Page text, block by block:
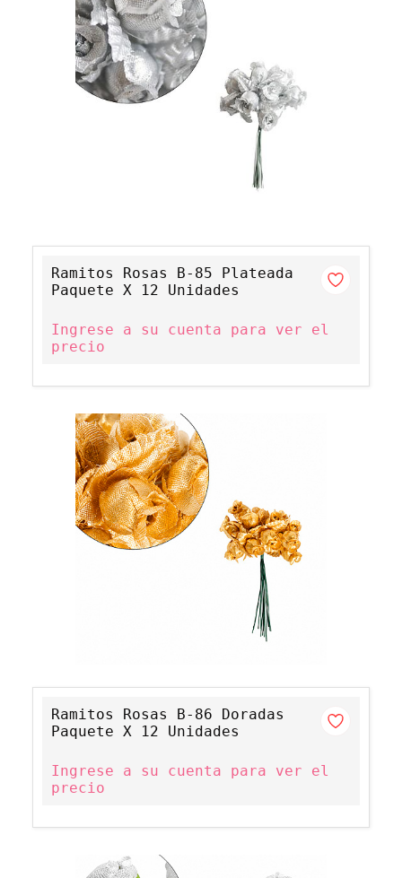
Ramitos Rosas B-85 Plateada
Paquete X 12 Unidades
Ingrese a su cuenta para ver el
precio
Ramitos Rosas B-86 Doradas
Paquete X 12 Unidades
Ingrese a su cuenta para ver el
precio